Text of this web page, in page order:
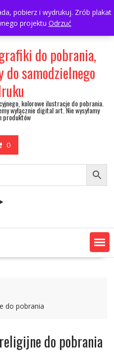
pobierz i wydrukuj. Zrób plakat
projektu Odrzuć
My Account
do pobrania,
do samodzielnego
kolorowe ilustracje do pobrania.
wyłącznie digital art. Nie wysyłamy
produktów
0
do pobrania
do pobrania